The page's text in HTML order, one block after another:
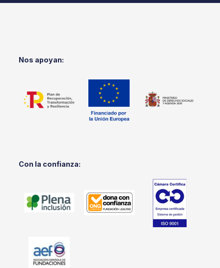
Nos apoyan:
Con la confianza: